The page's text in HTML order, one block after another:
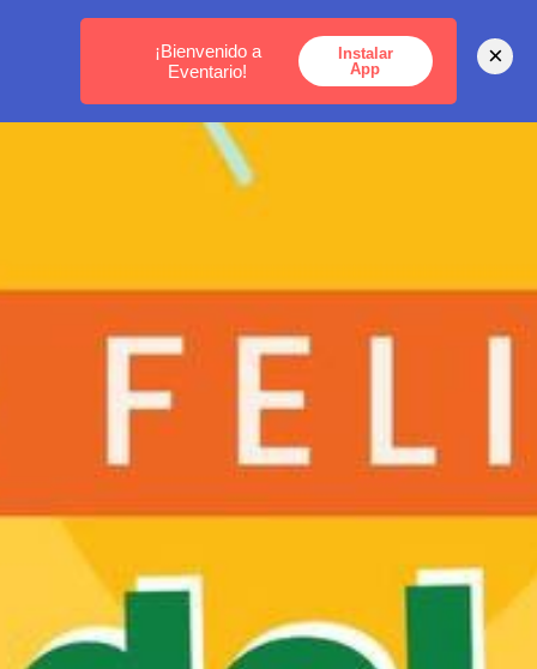
MEDELLÍN - BOGOTÁ - CARTAGENA
¡Bienvenido a
Eventario!
Instalar
App
×